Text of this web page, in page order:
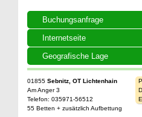
Buchungsanfrage
Internetseite
Geografische Lage
01855 Sebnitz, OT Lichtenhain
Am Anger 3
Telefon: 035971-56512
55 Betten + zusätzlich Aufbettung